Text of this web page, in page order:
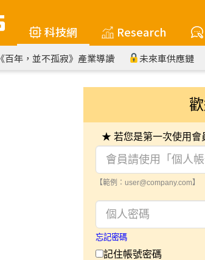
科技網 Research
《百年，並不孤寂》產業導讀 未來車供應鏈
★ 若您是第一次使用會
【範例：user@company.com】
忘記密碼
記住帳號密碼